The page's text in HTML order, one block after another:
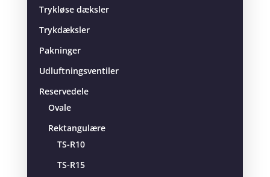
Trykløse dæksler
Trykdæksler
Pakninger
Udluftningsventiler
Reservedele
Ovale
Rektangulære
TS-R10
TS-R15